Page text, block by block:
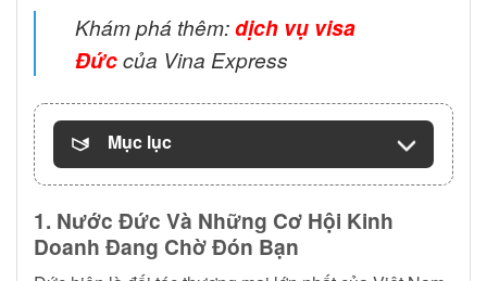
Khám phá thêm:dịch vụ visa
Đứccủa Vina Express
Mục lục
1. Nước Đức Và Những Cơ Hội Kinh
Doanh Đang Chờ Đón Bạn